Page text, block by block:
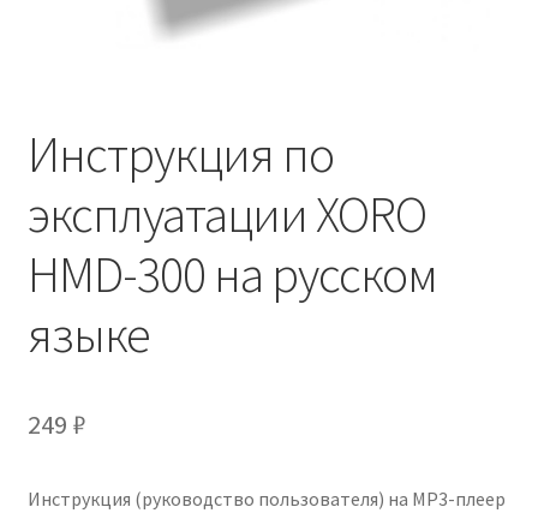
Инструкция по
эксплуатации XORO
HMD-300 на русском
языке
249 ₽
Инструкция (руководство пользователя) на MP3-плеер